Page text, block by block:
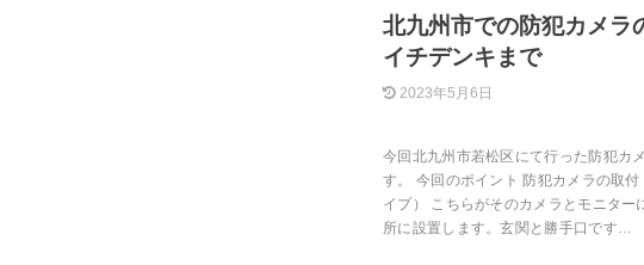
北九州市での防犯カメラ
イチデンキまで
2023年5月6日
今回北九州市若松区にて行った防犯カ
す。 今回のポイント 防犯カメラの取
イプ） こちらがそのカメラとモニター
所に設置します。玄関と勝手口です…